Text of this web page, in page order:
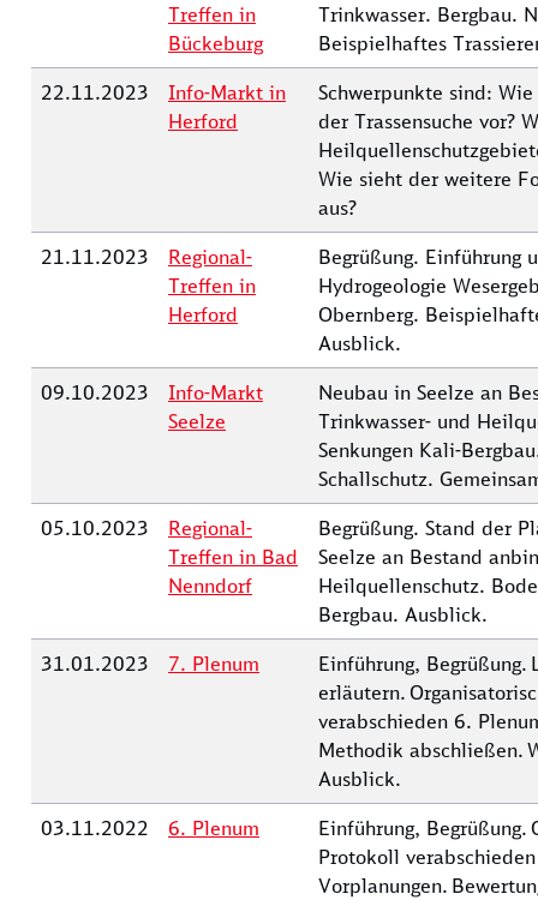
Treffen in
Bückeburg
Trinkwasser. Bergbau.
Beispielhaftes
22.11.2023
Info-Markt in
Herford
Schwerpunkte sind:
der Trassensuche vor?
Wie sieht der weitere
aus?
21.11.2023
Regional-
Treffen in
Herford
Begrüßung. Einführung
Hydrogeologie
Obernberg.
Ausblick.
09.10.2023
Info-Markt
Seelze
Neubau in Seelze an
Trinkwasser- und
Senkungen Kali-
Schallschutz.
05.10.2023
Regional-
Treffen in Bad
Nenndorf
Begrüßung. Stand der
Seelze an Bestand
Heilquellenschutz.
Bergbau. Ausblick.
31.01.2023 7. Plenum
Einführung, Begrüßung.
erläutern.
verabschieden 6.
Methodik abschließen.
Ausblick.
03.11.2022 6. Plenum
Einführung, Begrüßung.
Protokoll
Vorplanungen.